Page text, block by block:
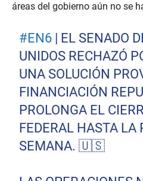
áreas del gobierno aún no se
#EN6 | EL SENADO
UNIDOS RECHAZÓ
UNA SOLUCIÓN
FINANCIACIÓN
PROLONGA EL
FEDERAL HASTA LA
SEMANA. 🇺🇸